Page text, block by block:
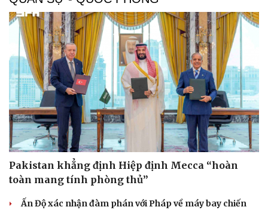
Du lịch
Săn Tour
Podcast
Đọc truyện đêm khuya
Pakistan khẳng định Hiệp định Mecca “hoàn
toàn mang tính phòng thủ”
Ấn Độ xác nhận đàm phán với Pháp về máy bay chiến